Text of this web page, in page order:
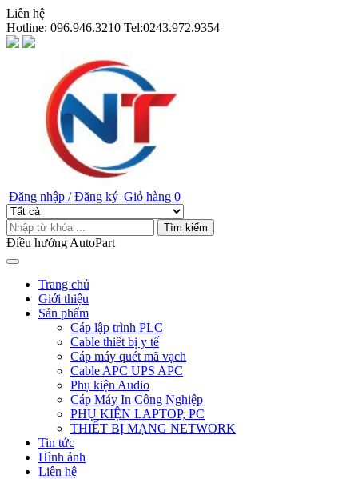
Liên hệ
Hotline: 096.946.3210 Tel:0243.972.9354
Đăng nhập / Đăng ký Giỏ hàng 0
Tìm kiếm
Điều hướng AutoPart
Trang chủ
Giới thiệu
Sản phẩm
Cáp lập trình PLC
Cable thiết bị y tế
Cáp máy quét mã vạch
Cable APC UPS APC
Phụ kiện Audio
Cáp Máy In Công Nghiệp
PHỤ KIỆN LAPTOP, PC
THIẾT BỊ MẠNG NETWORK
Tin tức
Hình ảnh
Liên hệ